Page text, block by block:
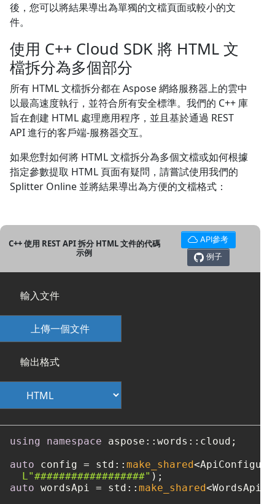
後，您可以將結果導出為單獨的文檔頁面或較小的文
件。
使用 C++ Cloud SDK 將 HTML 文
檔拆分為多個部分
所有 HTML 文檔拆分都在 Aspose 網絡服務器上的雲中
以最高速度執行，並符合所有安全標準。我們的 C++ 庫
旨在創建 HTML 處理應用程序，並且基於通過 REST
API 進行的客戶端-服務器交互。
如果您對如何將 HTML 文檔拆分為多個文檔或如何根據
指定參數提取 HTML 頁面有疑問，請嘗試使用我們的
Splitter Online 並將結果導出為方便的文檔格式：
C++ 使用 REST API 拆分 HTML 文件的代碼
示例
API參考
例子
輸入文件
上傳一個文件
輸出格式
using namespace aspose::words::cloud;
auto config = std:: make_shared
L"##################"
auto wordsApi = std:: make_shared